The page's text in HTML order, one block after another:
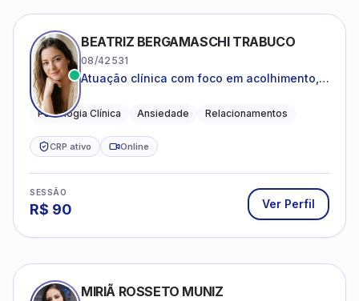
BEATRIZ BERGAMASCHI TRABUCO
08/42531
Atuação clínica com foco em acolhimento,
Psicologia Clínica Ansiedade Relacionamentos
CRP ativo Online
SESSÃO
R$ 90 Ver Perfil
MIRIÃ ROSSETO MUNIZ